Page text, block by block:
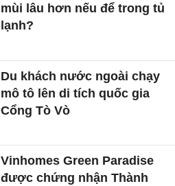
mùi lâu hơn nếu để trong tủ
lạnh?
Du khách nước ngoài chạy
mô tô lên di tích quốc gia
Cổng Tò Vò
Vinhomes Green Paradise
được chứng nhận Thành